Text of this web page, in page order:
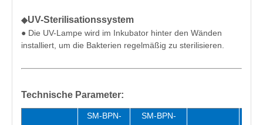
◆UV-Sterilisationssystem
● Die UV-Lampe wird im Inkubator hinter den Wänden
installiert, um die Bakterien regelmäßig zu sterilisieren.
Technische Parameter:
SM-BPN-
SM-BPN-